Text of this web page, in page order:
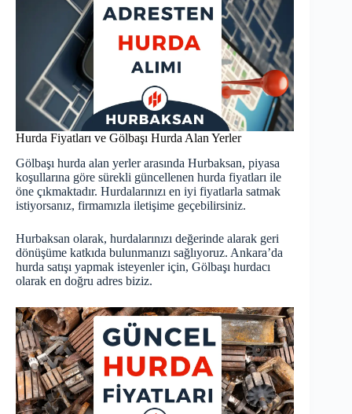
Hurda Fiyatları ve Gölbaşı Hurda Alan Yerler
Gölbaşı hurda alan yerler arasında Hurbaksan, piyasa
koşullarına göre sürekli güncellenen hurda fiyatları ile
öne çıkmaktadır. Hurdalarınızı en iyi fiyatlarla satmak
istiyorsanız, firmamızla iletişime geçebilirsiniz.
Hurbaksan olarak, hurdalarınızı değerinde alarak geri
dönüşüme katkıda bulunmanızı sağlıyoruz. Ankara’da
hurda satışı yapmak isteyenler için, Gölbaşı hurdacı
olarak en doğru adres biziz.